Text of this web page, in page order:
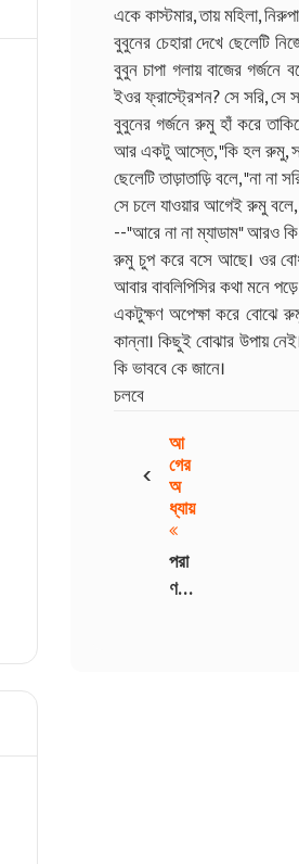
একে কাস্টমার, তায় মহিলা,
বুবুনের চেহারা দেখে ছেলেটি
বুবুন চাপা গলায় বাজের
ইওর ফ্রাস্ট্রেশন? সে সরি, সে
বুবুনের গর্জনে রুমু হাঁ করে
আর একটু আস্তে, "কি হল রুমু,
ছেলেটি তাড়াতাড়ি বলে, "না না
সে চলে যাওয়ার আগেই রুমু
--"আরে না না ম্যাডাম" আরও কি
রুমু চুপ করে বসে আছে। ওর
আবার বাবলিপিসির কথা মনে
একটুক্ষণ অপেক্ষা করে বোঝে
কান্না। কিছুই বোঝার উপায়
কি ভাববে কে জানে।
চলবে
‹
আ
গের
অ
ধ্যায়
পরা
ণ